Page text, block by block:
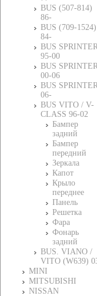
BUS (507-814)
86-
BUS (709-1524)
84-
BUS
95-00
BUS
00-06
BUS
06-
BUS VITO / V-
CLASS 96-02
Бампер
задний
Бампер
передний
Зеркала
Капот
Крыло
переднее
Панель
Решетка
Фара
Фонарь
задний
BUS. VIANO /
VITO (W639)
MINI
MITSUBISHI
NISSAN